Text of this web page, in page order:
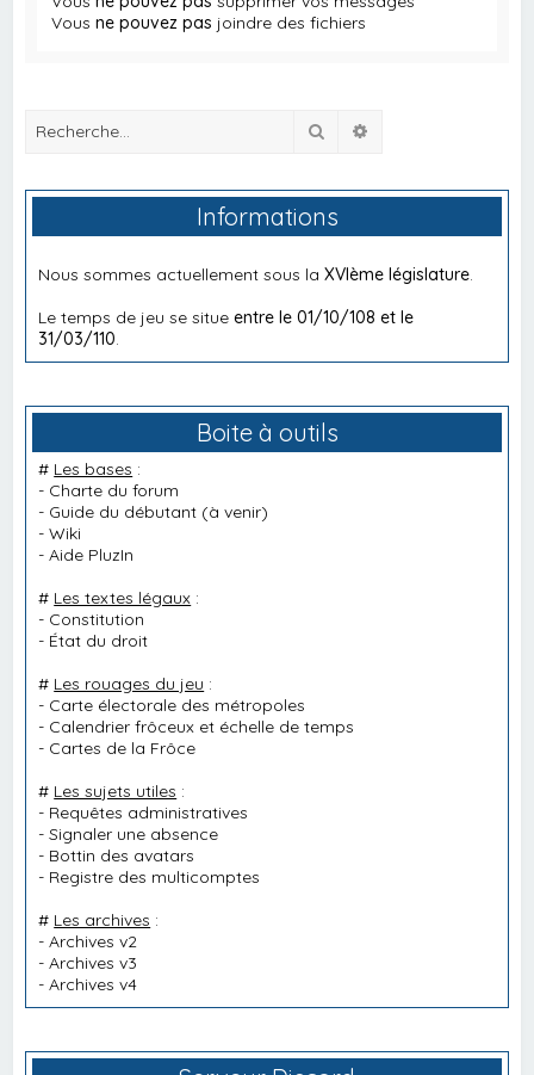
Vousne pouvez pas joindre des fichiers
Rechercher
Informations
Nous sommes actuellement sous laXVIème législature
Le temps de jeu se situeentre le 01/10/108 et le
31/03/110
Boite à outils
# Les bases :
- Charte du forum
- Guide du débutant (à venir)
-Wiki
-Aide PluzIn
# Les textes légaux :
- Constitution
- État du droit
# Les rouages du jeu :
- Carte électorale des métropoles
- Calendrier frôceux et échelle de temps
- Cartes de la Frôce
# Les sujets utiles :
- Requêtes administratives
-Signaler une absence
- Bottin des avatars
- Registre des multicomptes
# Les archives :
-Archives v2
-Archives v3
-Archives v4